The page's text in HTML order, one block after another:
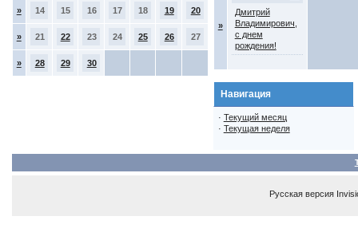
» 14 15 16 17 18 19 20
» 21 22 23 24 25 26 27
» 28 29 30
»
Дмитрий
Владимирович,
с днем
рождения!
Навигация
· Текущий месяц
· Текущая неделя
Русская версия